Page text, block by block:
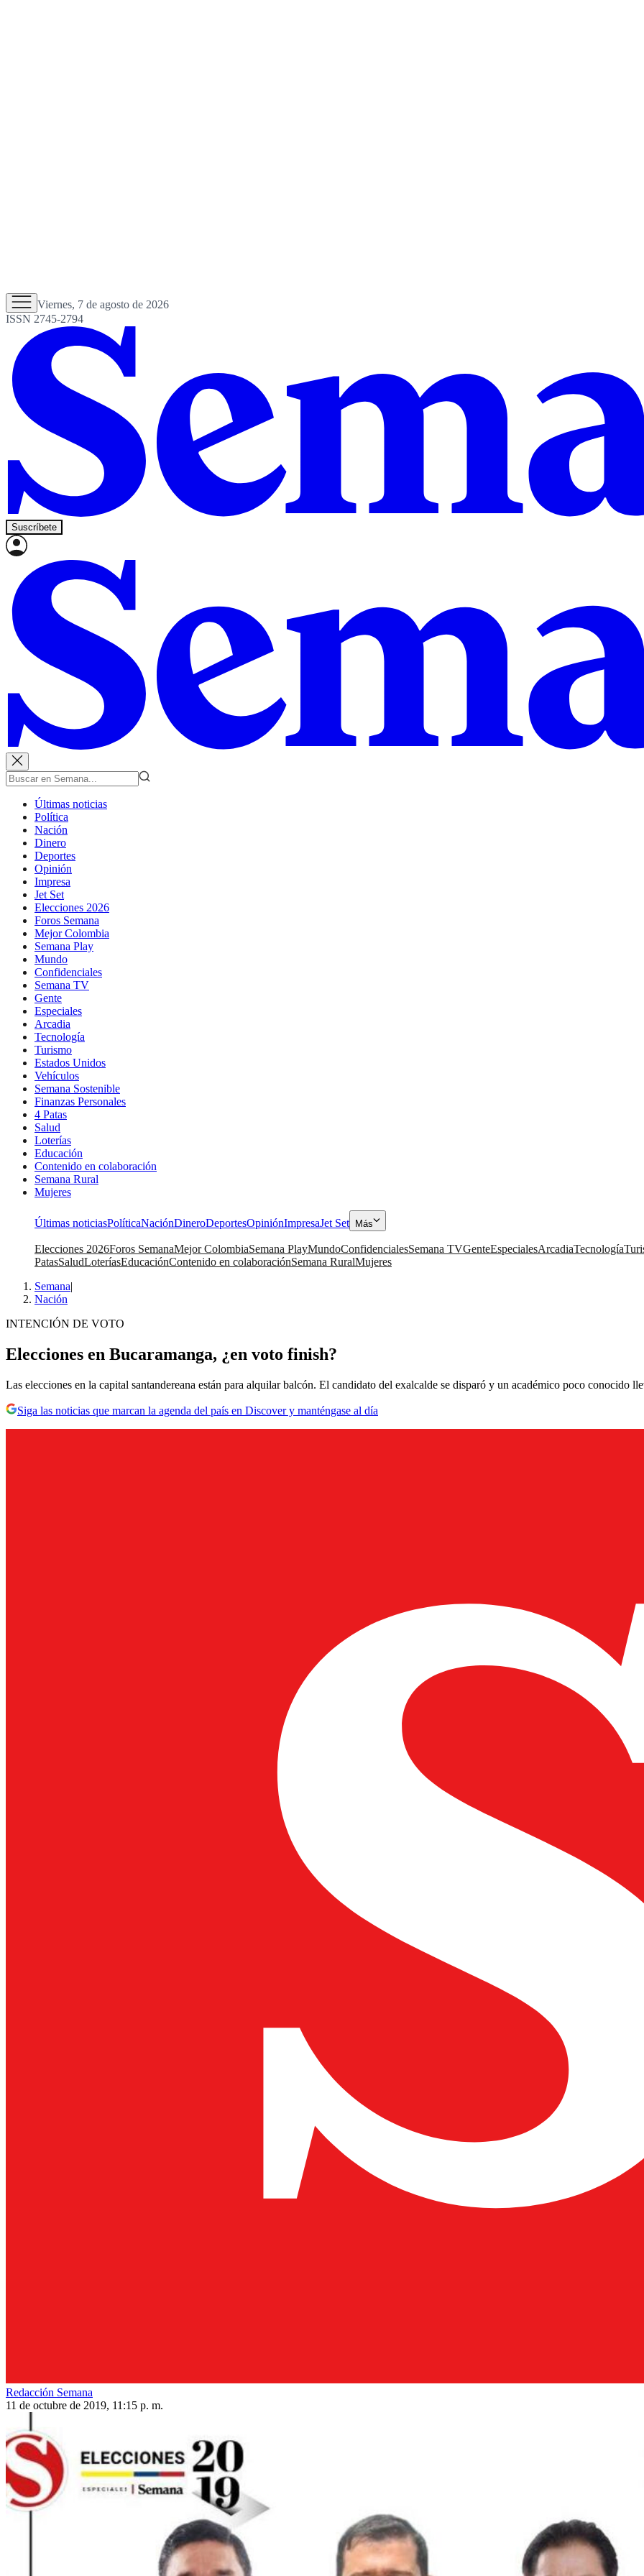
Viernes, 7 de agosto de 2026
ISSN 2745-2794
Suscríbete
Últimas noticias
Política
Nación
Dinero
Deportes
Opinión
Impresa
Jet Set
Elecciones 2026
Foros Semana
Mejor Colombia
Semana Play
Mundo
Confidenciales
Semana TV
Gente
Especiales
Arcadia
Tecnología
Turismo
Estados Unidos
Vehículos
Semana Sostenible
Finanzas Personales
4 Patas
Salud
Loterías
Educación
Contenido en colaboración
Semana Rural
Mujeres
Últimas noticiasPolíticaNaciónDineroDeportesOpiniónImpresaJet Set Más
Elecciones 2026Foros SemanaMejor ColombiaSemana PlayMundoConfidencialesSemana TVGenteEspecialesArcadiaTecnología
PatasSaludLoteríasEducaciónContenido en colaboraciónSemana RuralMujeres
Semana|
Nación
INTENCIÓN DE VOTO
Elecciones en Bucaramanga, ¿en voto finish?
Las elecciones en la capital santandereana están para alquilar balcón. El candidato del exalcalde se disparó y un académico poco conocido
Siga las noticias que marcan la agenda del país en Discover y manténgase al día
Redacción Semana
11 de octubre de 2019, 11:15 p. m.